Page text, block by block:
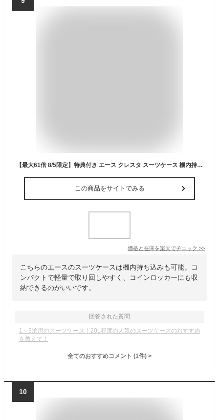
【最大61倍 8/5限定】特典付き エース クレスタ スーツケース 機内持ち込み Sサイズ SS 20L コインロッカー 軽量 ACE 06314 キャリーケース
この商品をサイトでみる
価格と在庫を楽天でチェック >>
こちらのエースのスーツケースは機内持ち込みも可能。コ
ンパクトで軽量で取り回しやすく、コインロッカーにも収
納できるのがいいです。
回答された質問
1～3泊用のスーツケース！20L程度の人気のスーツケースのおすすめ
を教えて！
全てのおすすめコメント (1件) >
10